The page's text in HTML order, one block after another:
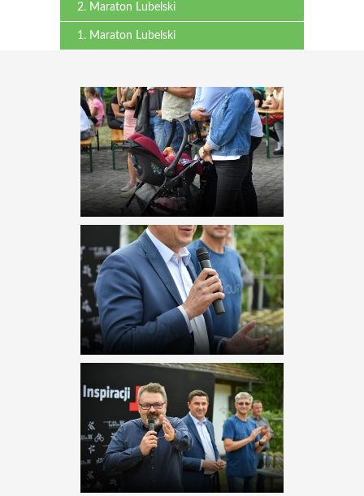
2. Maraton Lubelski
1. Maraton Lubelski